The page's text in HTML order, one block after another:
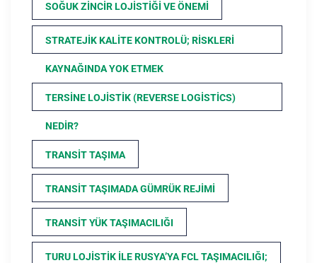
SOĞUK ZINCIR LOJISTIĞI VE ÖNEMI
STRATEJIK KALITE KONTROLÜ; RISKLERI
KAYNAĞINDA YOK ETMEK
TERSINE LOJISTIK (REVERSE LOGISTICS)
NEDIR?
TRANSIT TAŞIMA
TRANSIT TAŞIMADA GÜMRÜK REJIMI
TRANSIT YÜK TAŞIMACILIĞI
TURU LOJISTIK ILE RUSYA’YA FCL TAŞIMACILIĞI;